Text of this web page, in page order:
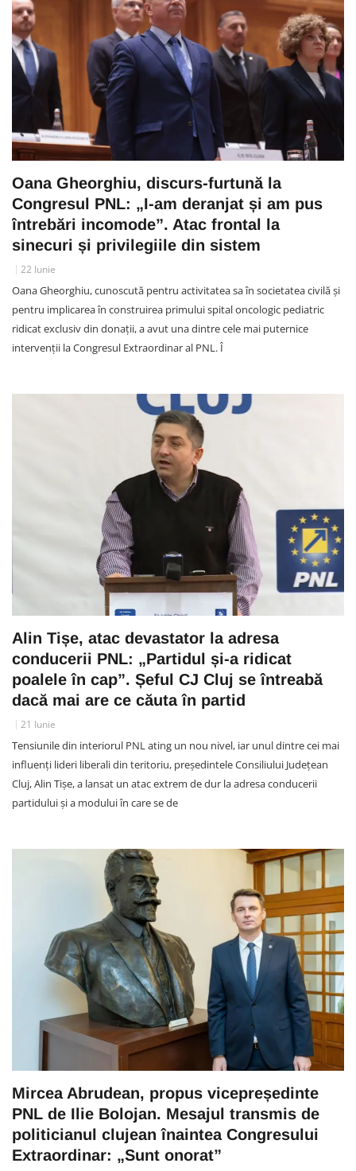
Oana Gheorghiu, discurs-furtună la
Congresul PNL: „I-am deranjat și am pus
întrebări incomode”. Atac frontal la
sinecuri și privilegiile din sistem
22 Iunie
Oana Gheorghiu, cunoscută pentru activitatea sa în societatea civilă și
pentru implicarea în construirea primului spital oncologic pediatric
ridicat exclusiv din donații, a avut una dintre cele mai puternice
intervenții la Congresul Extraordinar al PNL. Î
Alin Tișe, atac devastator la adresa
conducerii PNL: „Partidul și-a ridicat
poalele în cap”. Șeful CJ Cluj se întreabă
dacă mai are ce căuta în partid
21 Iunie
Tensiunile din interiorul PNL ating un nou nivel, iar unul dintre cei mai
influenți lideri liberali din teritoriu, președintele Consiliului Județean
Cluj, Alin Tișe, a lansat un atac extrem de dur la adresa conducerii
partidului și a modului în care se de
Mircea Abrudean, propus vicepreședinte
PNL de Ilie Bolojan. Mesajul transmis de
politicianul clujean înaintea Congresului
Extraordinar: „Sunt onorat”